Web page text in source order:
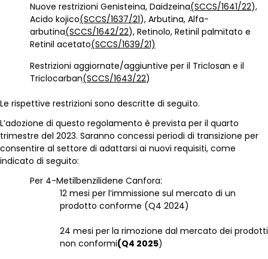
Nuove restrizioni Genisteina, Daidzeina(SCCS/1641/22),
Acido kojico(SCCS/1637/21), Arbutina, Alfa-
arbutina(SCCS/1642/22), Retinolo, Retinil palmitato e
Retinil acetato(SCCS/1639/21)
Restrizioni aggiornate/aggiuntive per il Triclosan e il
Triclocarban(SCCS/1643/22)
Le rispettive restrizioni sono descritte di seguito.
L’adozione di questo regolamento è prevista per il quarto
trimestre del 2023. Saranno concessi periodi di transizione per
consentire al settore di adattarsi ai nuovi requisiti, come
indicato di seguito:
Per 4-Metilbenzilidene Canfora:
12 mesi per l’immissione sul mercato di un
prodotto conforme (Q4 2024)
24 mesi per la rimozione dal mercato dei prodotti
non conformi(Q4 2025)